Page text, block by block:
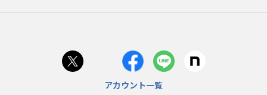
アカウント一覧